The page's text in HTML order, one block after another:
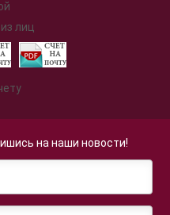
на наши новости!